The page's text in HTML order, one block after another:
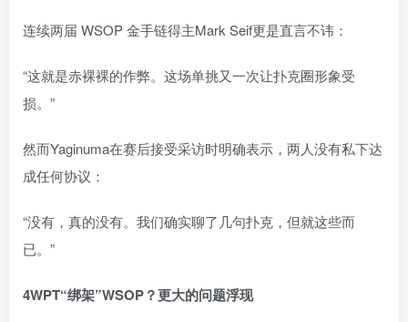
连续两届 WSOP 金手链得主Mark Seif更是直言不讳：
“这就是赤裸裸的作弊。这场单挑又一次让扑克圈形象受
损。”
然而Yaginuma在赛后接受采访时明确表示，两人没有私下达
成任何协议：
“没有，真的没有。我们确实聊了几句扑克，但就这些而
已。”
4WPT“绑架”WSOP？更大的问题浮现